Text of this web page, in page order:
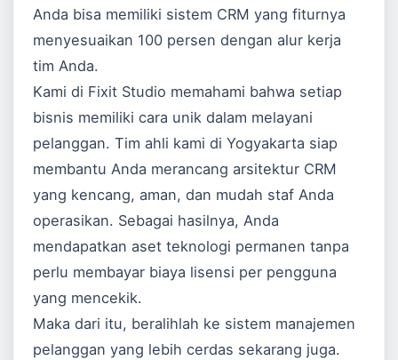
Anda bisa memiliki sistem CRM yang fiturnya
menyesuaikan 100 persen dengan alur kerja
tim Anda.
Kami di Fixit Studio memahami bahwa setiap
bisnis memiliki cara unik dalam melayani
pelanggan. Tim ahli kami di Yogyakarta siap
membantu Anda merancang arsitektur CRM
yang kencang, aman, dan mudah staf Anda
operasikan. Sebagai hasilnya, Anda
mendapatkan aset teknologi permanen tanpa
perlu membayar biaya lisensi per pengguna
yang mencekik.
Maka dari itu, beralihlah ke sistem manajemen
pelanggan yang lebih cerdas sekarang juga.